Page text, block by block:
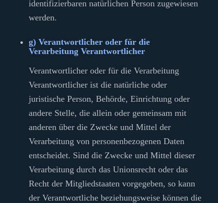
identifizierbaren natürlichen Person zugewiesen
werden.
g) Verantwortlicher oder für die
Verarbeitung Verantwortlicher
Verantwortlicher oder für die Verarbeitung
Verantwortlicher ist die natürliche oder
juristische Person, Behörde, Einrichtung oder
andere Stelle, die allein oder gemeinsam mit
anderen über die Zwecke und Mittel der
Verarbeitung von personenbezogenen Daten
entscheidet. Sind die Zwecke und Mittel dieser
Verarbeitung durch das Unionsrecht oder das
Recht der Mitgliedstaaten vorgegeben, so kann
der Verantwortliche beziehungsweise können die